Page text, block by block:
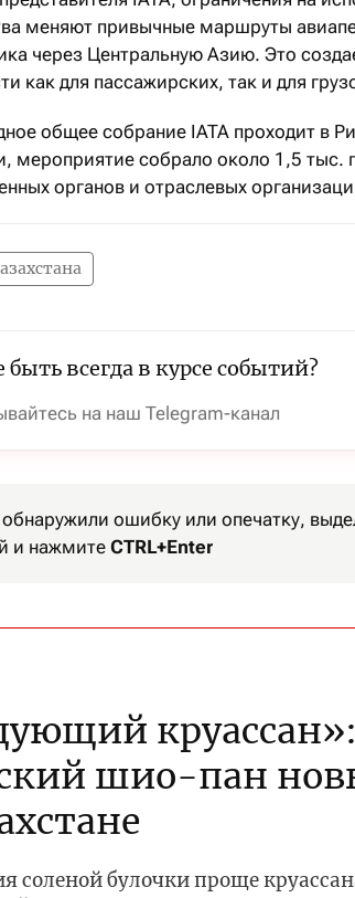
меняют привычные маршруты
через Центральную Азию. Это
как для пассажирских, так и для
общее собрание IATA проходит в
мероприятие собрало около 1,5 тыс.
органов и отраслевых
быть всегда в курсе событий?
на наш Telegram-канал
ошибку или опечатку,
и нажмите CTRL+Enter
шио-пан
соленой булочки проще